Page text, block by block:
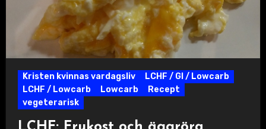
Kristen kvinnas vardagsliv
LCHF / GI / Lowcarb
LCHF / Lowcarb
Lowcarb
Recept
vegeterarisk